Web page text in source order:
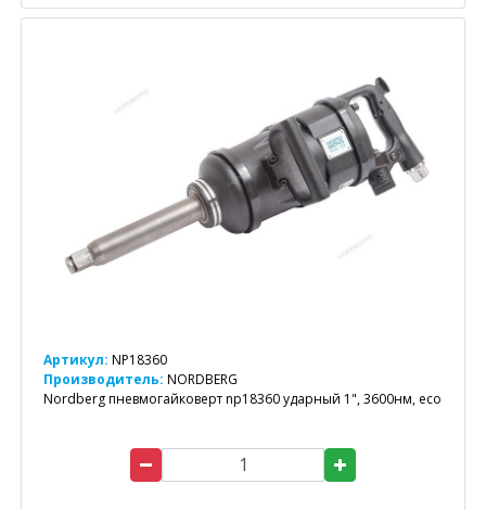
Артикул: NP18360
Производитель: NORDBERG
Nordberg пневмогайковерт np18360 ударный 1", 3600нм, eco